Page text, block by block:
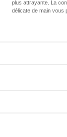
plus attrayante. La
délicate de main vous